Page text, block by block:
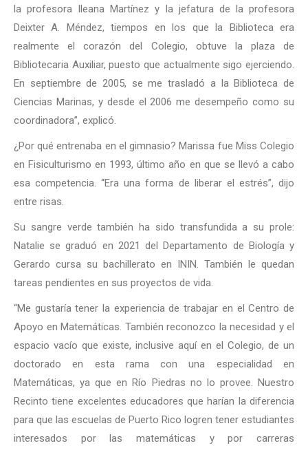
la profesora Ileana Martínez y la jefatura de la profesora
Deixter A. Méndez, tiempos en los que la Biblioteca era
realmente el corazón del Colegio, obtuve la plaza de
Bibliotecaria Auxiliar, puesto que actualmente sigo ejerciendo.
En septiembre de 2005, se me trasladó a la Biblioteca de
Ciencias Marinas, y desde el 2006 me desempeño como su
coordinadora”, explicó.
¿Por qué entrenaba en el gimnasio? Marissa fue Miss Colegio
en Fisiculturismo en 1993, último año en que se llevó a cabo
esa competencia. “Era una forma de liberar el estrés”, dijo
entre risas.
Su sangre verde también ha sido transfundida a su prole:
Natalie se graduó en 2021 del Departamento de Biología y
Gerardo cursa su bachillerato en ININ. También le quedan
tareas pendientes en sus proyectos de vida.
“Me gustaría tener la experiencia de trabajar en el Centro de
Apoyo en Matemáticas. También reconozco la necesidad y el
espacio vacío que existe, inclusive aquí en el Colegio, de un
doctorado en esta rama con una especialidad en
Matemáticas, ya que en Río Piedras no lo provee. Nuestro
Recinto tiene excelentes educadores que harían la diferencia
para que las escuelas de Puerto Rico logren tener estudiantes
interesados por las matemáticas y por carreras